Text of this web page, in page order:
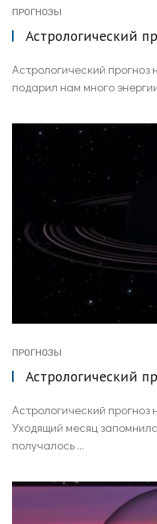
ПРОГНОЗЫ
Астрологический
Астрологический
подарил нам много
ПРОГНОЗЫ
Астрологический
Астрологический прогноз
Уходящий месяц
получалось ...